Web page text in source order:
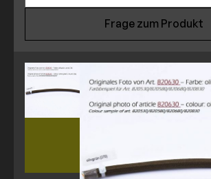
Frage zum Produkt